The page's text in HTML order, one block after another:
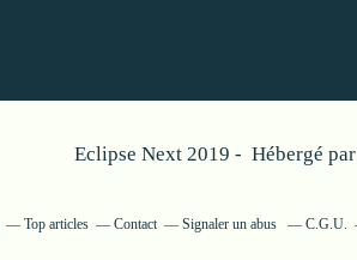
Eclipse Next 2019 - Hébergé par
Top articles Contact Signaler un abus C.G.U.